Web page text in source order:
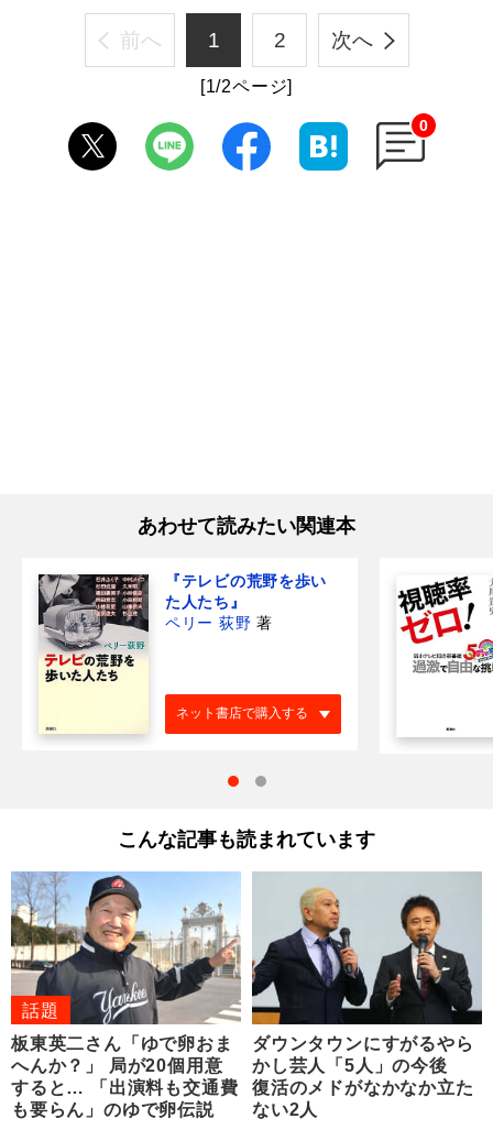
前へ 1 2 次へ
[1/2ページ]
0
あわせて読みたい関連本
『テレビの荒野を歩い
た人たち』
ペリー 荻野 著
ネット書店で購入する
こんな記事も読まれています
話題
板東英二さん「ゆで卵おま
へんか？」 局が20個用意
すると… 「出演料も交通費
も要らん」のゆで卵伝説
ダウンタウンにすがるやら
かし芸人「5人」の今後
復活のメドがなかなか立た
ない2人